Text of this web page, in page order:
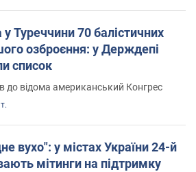
Туреччини 70 балістичних
озброєння: у Держдепі
список
відома американський Конгрес
вухо": у містах України 24-й
мітинги на підтримку